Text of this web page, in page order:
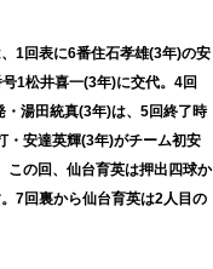
1回表に6番住石孝雄(3年)の安
1松井喜一(3年)に交代。4回
湯田統真(3年)は、5回終了時
・安達英輝(3年)がチーム初安
この回、仙台育英は押出四球か
7回裏から仙台育英は2人目の